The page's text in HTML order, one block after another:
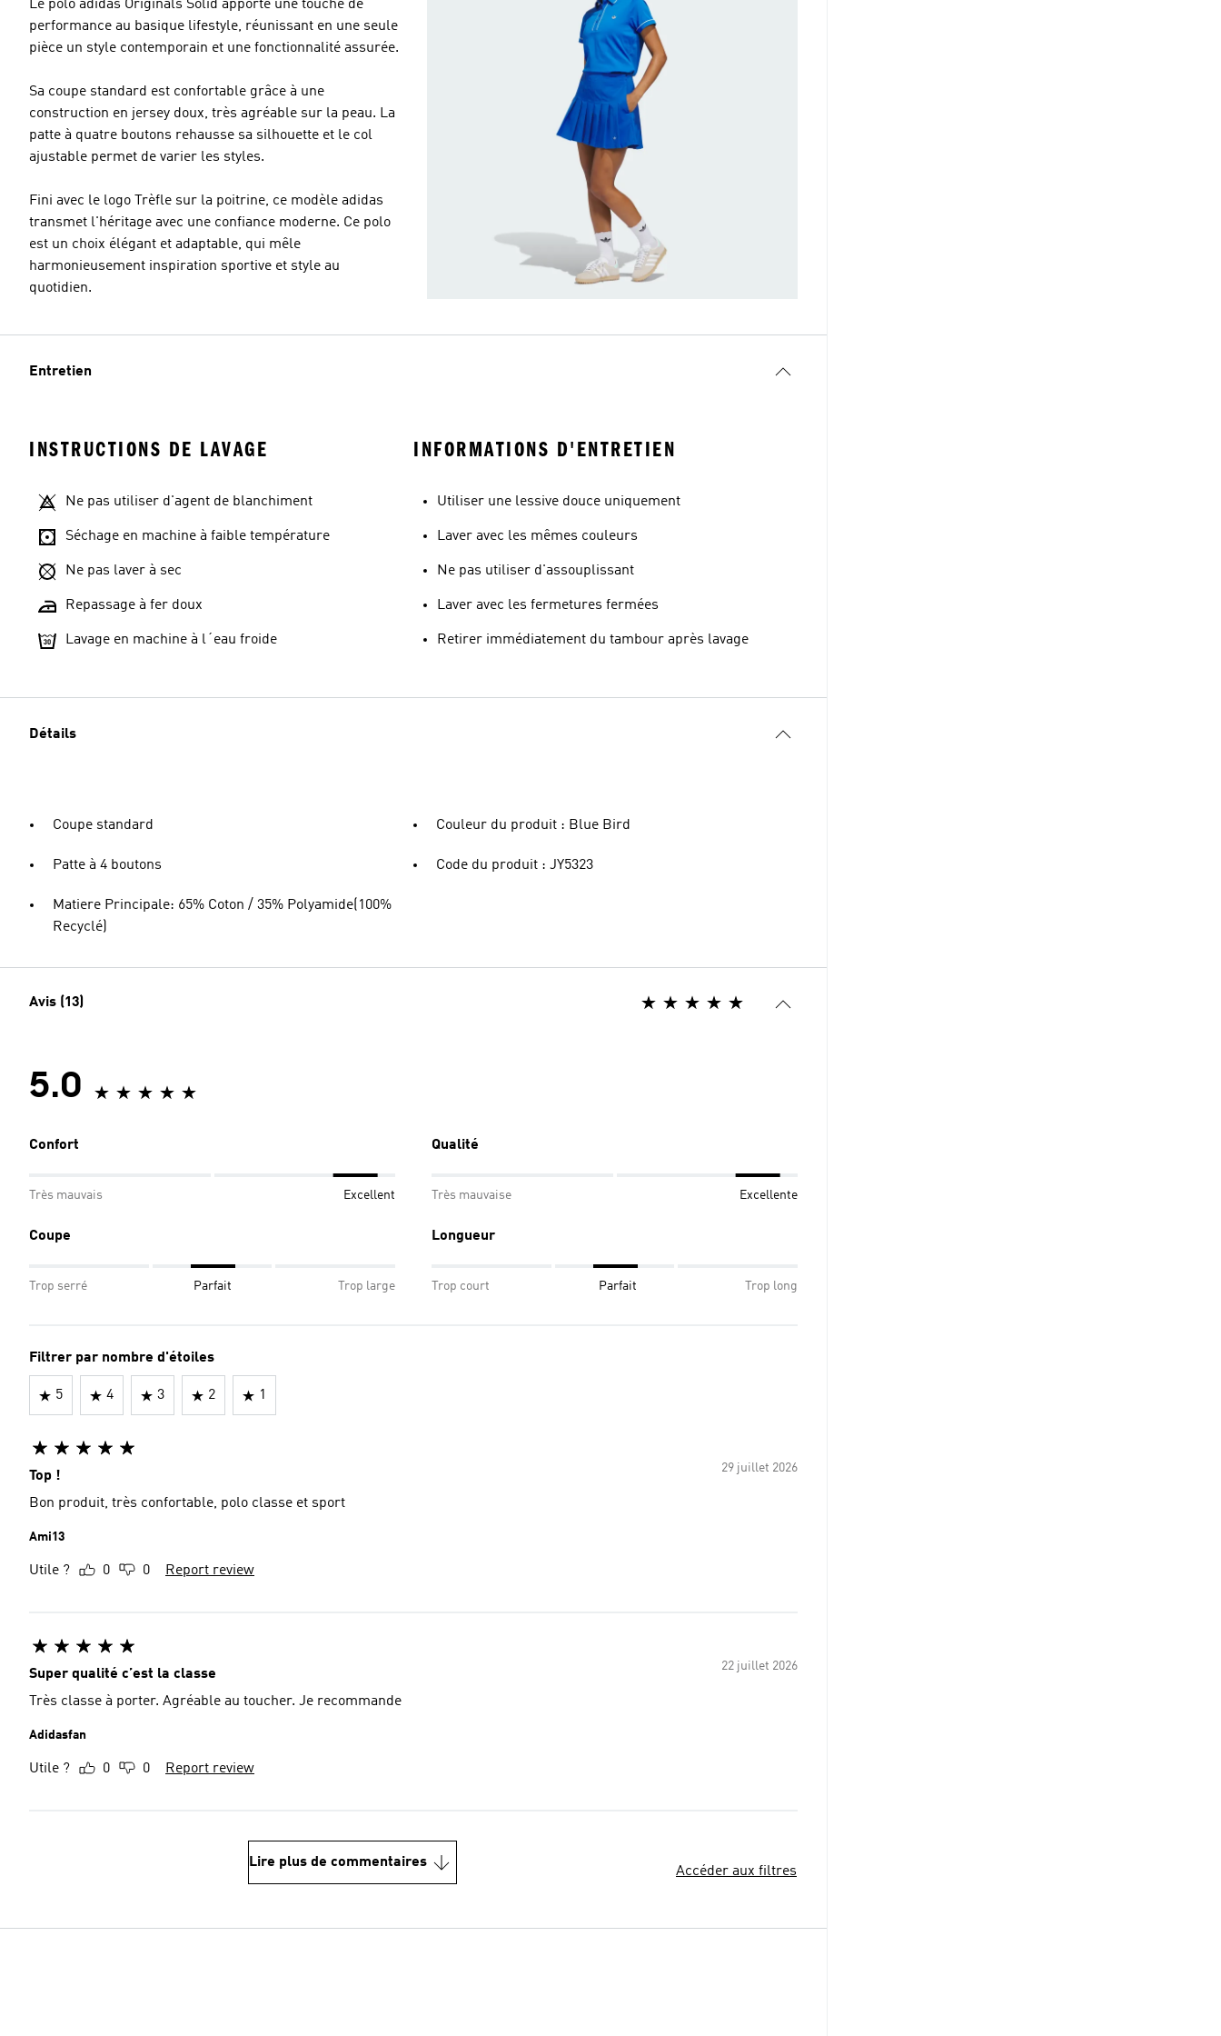
Le polo adidas Originals Solid apporte une touche de
performance au basique lifestyle, réunissant en une seule
pièce un style contemporain et une fonctionnalité assurée.
Sa coupe standard est confortable grâce à une
construction en jersey doux, très agréable sur la peau. La
patte à quatre boutons rehausse sa silhouette et le col
ajustable permet de varier les styles.
Fini avec le logo Trèfle sur la poitrine, ce modèle adidas
transmet l'héritage avec une confiance moderne. Ce polo
est un choix élégant et adaptable, qui mêle
harmonieusement inspiration sportive et style au
quotidien.
Entretien
INSTRUCTIONS DE LAVAGE
Ne pas utiliser d'agent de blanchiment
Séchage en machine à faible température
Ne pas laver à sec
Repassage à fer doux
Lavage en machine à l´eau froide
INFORMATIONS D'ENTRETIEN
Utiliser une lessive douce uniquement
Laver avec les mêmes couleurs
Ne pas utiliser d'assouplissant
Laver avec les fermetures fermées
Retirer immédiatement du tambour après lavage
Détails
Coupe standard
Patte à 4 boutons
Matiere Principale: 65% Coton / 35% Polyamide(100%
Recyclé)
Couleur du produit : Blue Bird
Code du produit : JY5323
Avis (13)
5.0
Confort
Très mauvais Excellent
Qualité
Très mauvaise Excellente
Coupe
Trop serré Parfait Trop large
Longueur
Trop court Parfait Trop long
Filtrer par nombre d'étoiles
5 4 3 2 1
29 juillet 2026
Top !
Bon produit, très confortable, polo classe et sport
Ami13
Utile ? 0 0 Report review
22 juillet 2026
Super qualité c’est la classe
Très classe à porter. Agréable au toucher. Je recommande
Adidasfan
Utile ? 0 0 Report review
Lire plus de commentaires
Accéder aux filtres